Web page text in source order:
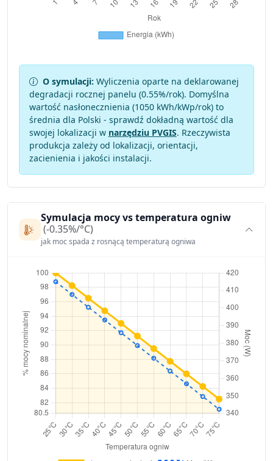
O symulacji: Wyliczenia oparte na deklarowanej
degradacji rocznej panelu (0.55%/rok). Domyślna
wartość nasłonecznienia (1050 kWh/kWp/rok) to
średnia dla Polski - sprawdź dokładną wartość dla
swojej lokalizacji w narzędziu PVGIS. Rzeczywista
produkcja zależy od lokalizacji, orientacji,
zacienienia i jakości instalacji.
Symulacja mocy vs temperatura ogniw
(-0.35%/°C)
jak moc spada z rosnącą temperaturą ogniwa